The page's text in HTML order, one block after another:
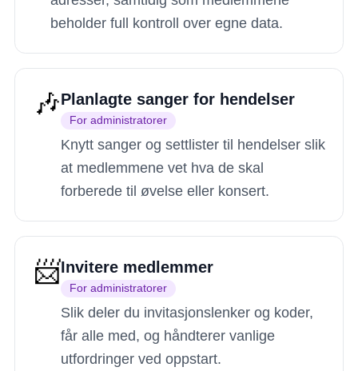
beholder full kontroll over egne data.
🎶Planlagte sanger for hendelser
For administratorer
Knytt sanger og settlister til hendelser slik
at medlemmene vet hva de skal
forberede til øvelse eller konsert.
📨Invitere medlemmer
For administratorer
Slik deler du invitasjonslenker og koder,
får alle med, og håndterer vanlige
utfordringer ved oppstart.